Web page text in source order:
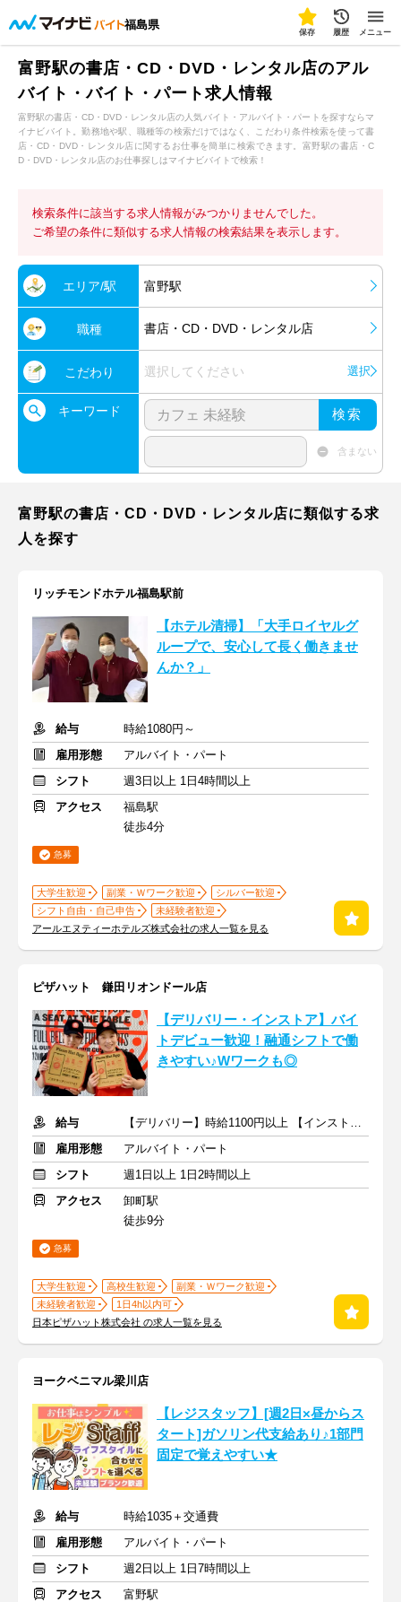
福島県
保存 履歴 メニュー
富野駅の書店・CD・DVD・レンタル店のアル
バイト・バイト・パート求人情報
富野駅の書店・CD・DVD・レンタル店の人気バイト・アルバイト・パートを探すならマ
イナビバイト。勤務地や駅、職種等の検索だけではなく、こだわり条件検索を使って書
店・CD・DVD・レンタル店に関するお仕事を簡単に検索できます。富野駅の書店・C
D・DVD・レンタル店のお仕事探しはマイナビバイトで検索！
検索条件に該当する求人情報がみつかりませんでした。
ご希望の条件に類似する求人情報の検索結果を表示します。
エリア/駅 富野駅
職種 書店・CD・DVD・レンタル店
こだわり 選択してください 選択
キーワード 検索
含まない
富野駅の書店・CD・DVD・レンタル店に類似する求
人を探す
リッチモンドホテル福島駅前
【ホテル清掃】「大手ロイヤルグ
ループで、安心して長く働きませ
んか？」
給与
時給1080円～
雇用形態
アルバイト・パート
シフト
週3日以上 1日4時間以上
アクセス
福島駅
徒歩4分
急募
大学生歓迎 副業・Ｗワーク歓迎
シルバー歓迎
シフト自由・自己申告
未経験者歓迎
アールエヌティーホテルズ株式会社の求人一覧を見る
ピザハット 鎌田リオンドール店
【デリバリー・インストア】バイ
トデビュー歓迎！融通シフトで働
きやすい♪Wワークも◎
給与
【デリバリー】時給1100円以上 【インストア】時給1050円以上
雇用形態
アルバイト・パート
シフト
週1日以上 1日2時間以上
アクセス
卸町駅
徒歩9分
急募
大学生歓迎 高校生歓迎
副業・Ｗワーク歓迎
未経験者歓迎
1日4h以内可
日本ピザハット株式会社 の求人一覧を見る
ヨークベニマル梁川店
【レジスタッフ】[週2日×昼からス
タート]ガソリン代支給あり♪1部門
固定で覚えやすい★
給与
時給1035＋交通費
雇用形態
アルバイト・パート
シフト
週2日以上 1日7時間以上
アクセス
富野駅